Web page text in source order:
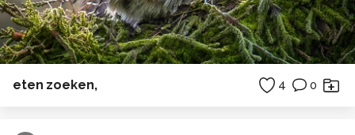
eten zoeken, 4 0